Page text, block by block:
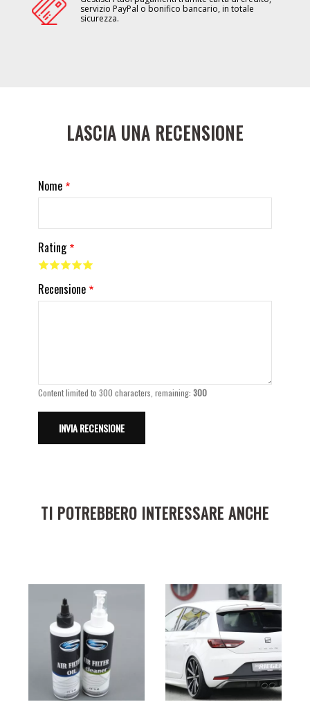
servizio PayPal o bonifico bancario, in totale
sicurezza.
LASCIA UNA RECENSIONE
Nome
Rating
Recensione
Content limited to 300 characters, remaining:300
TI POTREBBERO INTERESSARE ANCHE